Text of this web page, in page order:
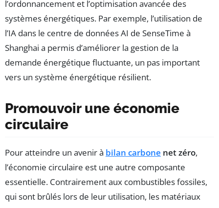
l’ordonnancement et l’optimisation avancée des
systèmes énergétiques. Par exemple, l’utilisation de
l’IA dans le centre de données AI de SenseTime à
Shanghai a permis d’améliorer la gestion de la
demande énergétique fluctuante, un pas important
vers un système énergétique résilient.
Promouvoir une économie
circulaire
Pour atteindre un avenir à bilan carbone net zéro,
l’économie circulaire est une autre composante
essentielle. Contrairement aux combustibles fossiles,
qui sont brûlés lors de leur utilisation, les matériaux